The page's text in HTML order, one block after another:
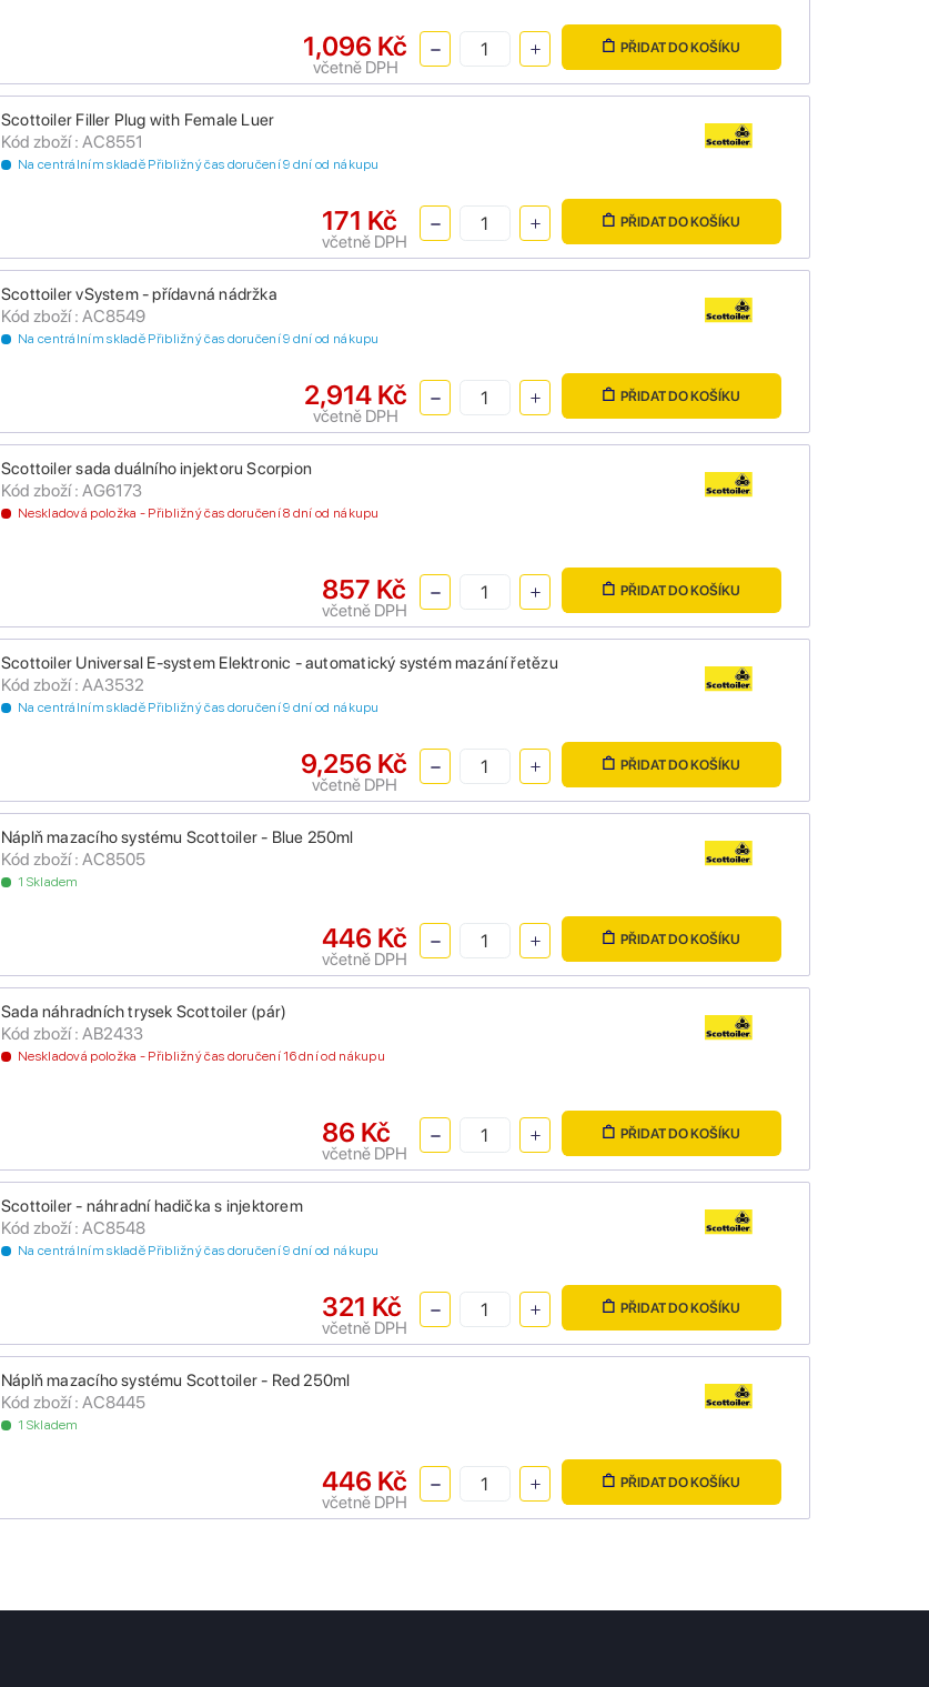
1,096 Kč
včetně DPH
PŘIDAT DO KOŠÍKU
Scottoiler Filler Plug with Female Luer
Kód zboží : AC8551
Na centrálním skladě Přibližný čas doručení 9 dní od nákupu
171 Kč
včetně DPH
PŘIDAT DO KOŠÍKU
Scottoiler vSystem - přídavná nádržka
Kód zboží : AC8549
Na centrálním skladě Přibližný čas doručení 9 dní od nákupu
2,914 Kč
včetně DPH
PŘIDAT DO KOŠÍKU
Scottoiler sada duálního injektoru Scorpion
Kód zboží : AG6173
Neskladová položka - Přibližný čas doručení 8 dní od nákupu
857 Kč
včetně DPH
PŘIDAT DO KOŠÍKU
Scottoiler Universal E-system Elektronic - automatický systém mazání řetězu
Kód zboží : AA3532
Na centrálním skladě Přibližný čas doručení 9 dní od nákupu
9,256 Kč
včetně DPH
PŘIDAT DO KOŠÍKU
Náplň mazacího systému Scottoiler - Blue 250ml
Kód zboží : AC8505
1 Skladem
446 Kč
včetně DPH
PŘIDAT DO KOŠÍKU
Sada náhradních trysek Scottoiler (pár)
Kód zboží : AB2433
Neskladová položka - Přibližný čas doručení 16 dní od nákupu
86 Kč
včetně DPH
PŘIDAT DO KOŠÍKU
Scottoiler - náhradní hadička s injektorem
Kód zboží : AC8548
Na centrálním skladě Přibližný čas doručení 9 dní od nákupu
321 Kč
včetně DPH
PŘIDAT DO KOŠÍKU
Náplň mazacího systému Scottoiler - Red 250ml
Kód zboží : AC8445
1 Skladem
446 Kč
včetně DPH
PŘIDAT DO KOŠÍKU